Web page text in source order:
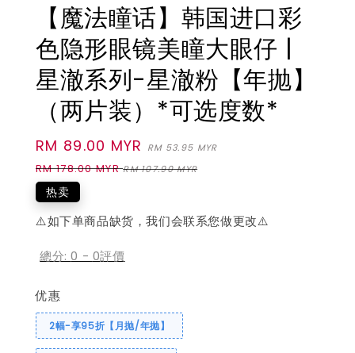
【魔法瞳话】韩国进口彩
色隐形眼镜美瞳大眼仔 |
星澈系列-星澈粉【年抛】
（两片装）*可选度数*
Sale
price
RM 89.00 MYR RM 53.95 MYR
RM 178.00 MYR RM 107.90 MYR
热卖
⚠️如下单商品缺货，我们会联系您做更改⚠️
總分:0 - 0評價
优惠
2幅-享95折【月抛/年抛】